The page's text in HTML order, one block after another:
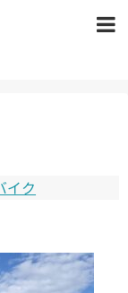
イク